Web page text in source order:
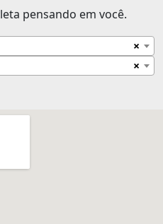
pensando em você.
×
×